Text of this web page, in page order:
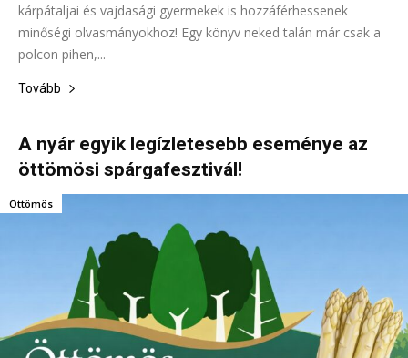
kárpátaljai és vajdasági gyermekek is hozzáférhessenek
minőségi olvasmányokhoz! Egy könyv neked talán már csak a
polcon pihen,...
Tovább
A nyár egyik legízletesebb eseménye az
öttömösi spárgafesztivál!
Öttömös